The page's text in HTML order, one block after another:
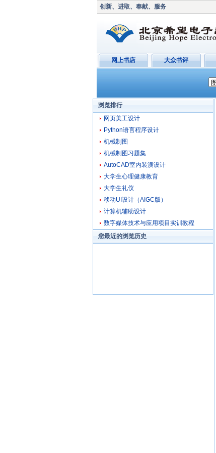
创新、进取、奉献、服务
网上书店 大众书评
浏览排行
网页美工设计
Python语言程序设计
机械制图
机械制图习题集
AutoCAD室内装潢设计
大学生心理健康教育
大学生礼仪
移动UI设计（AIGC版）
计算机辅助设计
数字媒体技术与应用项目实训教程
您最近的浏览历史